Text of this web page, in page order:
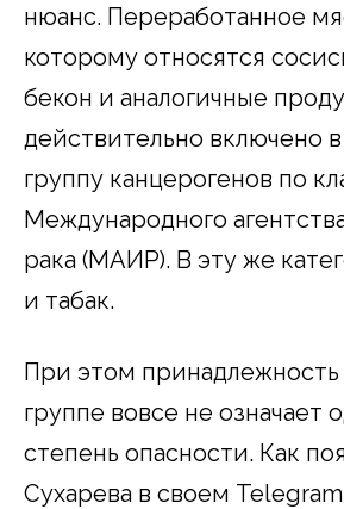
нюанс. Переработанное
которому относятся
бекон и аналогичные
действительно включено
группу канцерогенов по
Международного
рака (МАИР). В эту же
и табак.
При этом принадлежность
группе вовсе не означает
степень опасности. Как
Сухарева в своем